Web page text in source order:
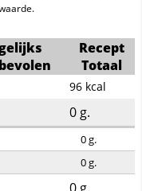
Recept
Totaal
96 kcal
0 g.
0g.
0g.